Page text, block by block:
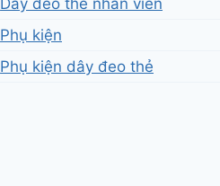
Dây đeo thẻ nhân viên
Phụ kiện
Phụ kiện dây đeo thẻ